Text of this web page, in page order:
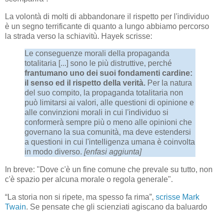
La volontà di molti di abbandonare il rispetto per l'individuo
è un segno terrificante di quanto a lungo abbiamo percorso
la strada verso la schiavitù. Hayek scrisse:
Le conseguenze morali della propaganda
totalitaria [...] sono le più distruttive, perché
frantumano uno dei suoi fondamenti cardine:
il senso ed il rispetto della verità. Per la natura
del suo compito, la propaganda totalitaria non
può limitarsi ai valori, alle questioni di opinione e
alle convinzioni morali in cui l'individuo si
conformerà sempre più o meno alle opinioni che
governano la sua comunità, ma deve estendersi
a questioni in cui l'intelligenza umana è coinvolta
in modo diverso. [enfasi aggiunta]
In breve: "Dove c'è un fine comune che prevale su tutto, non
c'è spazio per alcuna morale o regola generale".
“La storia non si ripete, ma spesso fa rima”, scrisse Mark
Twain. Se pensate che gli scienziati agiscano da baluardo